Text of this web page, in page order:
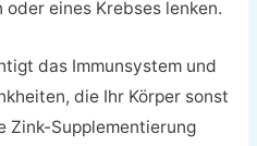
eines Krebses lenken.
das Immunsystem und
die Ihr Körper sonst
Zink-Supplementierung